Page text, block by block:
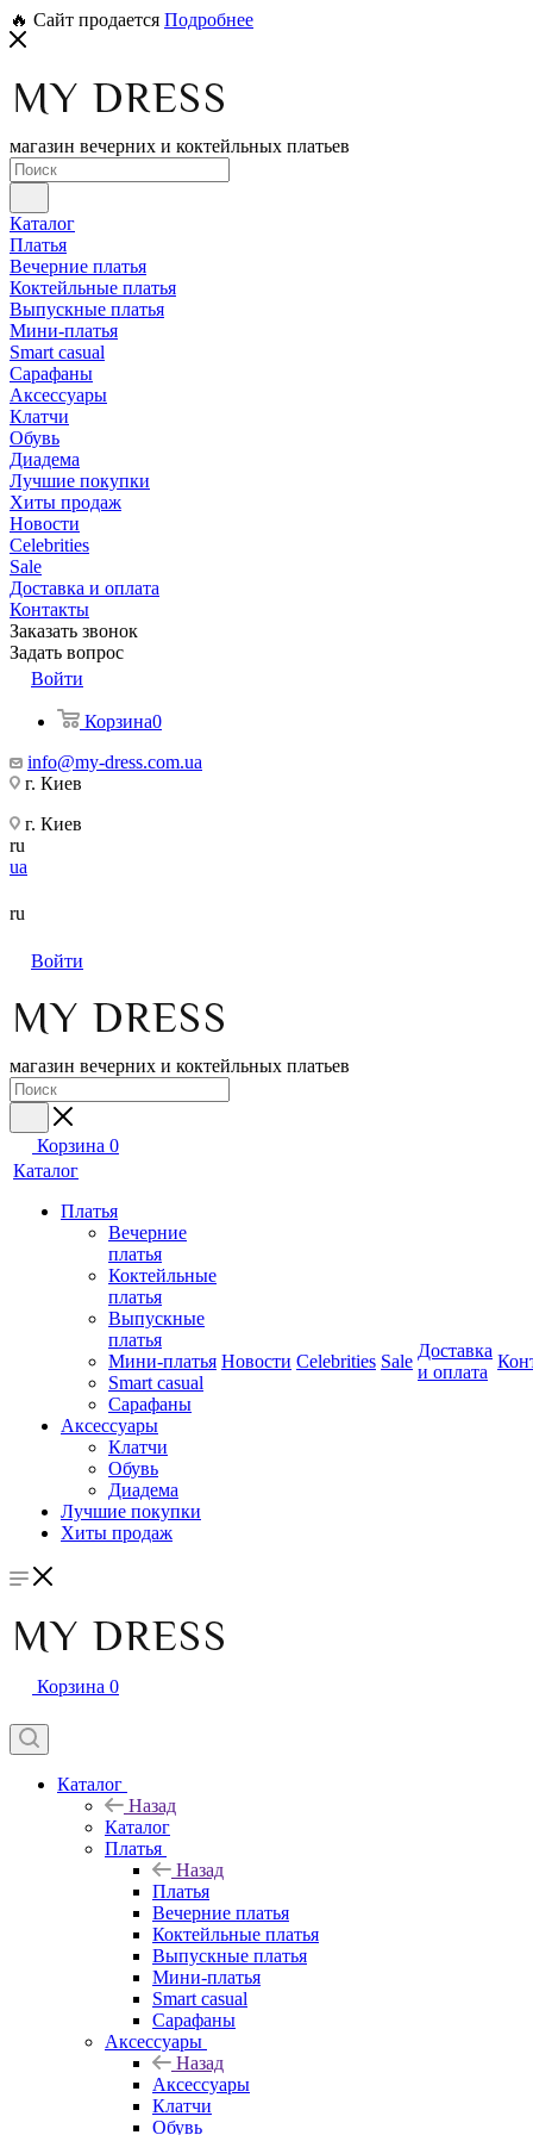
🔥 Сайт продается Подробнее
магазин вечерних и коктейльных платьев
Каталог
Платья
Вечерние платья
Коктейльные платья
Выпускные платья
Мини-платья
Smart casual
Сарафаны
Аксессуары
Клатчи
Обувь
Диадема
Лучшие покупки
Хиты продаж
Новости
Celebrities
Sale
Доставка и оплата
Контакты
Заказать звонок
Задать вопрос
Войти
Корзина0
info@my-dress.com.ua
г. Киев
г. Киев
ru
ua
ru
Войти
магазин вечерних и коктейльных платьев
Корзина 0
Каталог
Платья
Вечерние
платья
Коктейльные
платья
Выпускные
платья
Мини-платья
Smart casual
Сарафаны
Аксессуары
Клатчи
Обувь
Диадема
Лучшие покупки
Хиты продаж
Новости Celebrities Sale
Доставка
и оплата
Корзина 0
Каталог
Назад
Каталог
Платья
Назад
Платья
Вечерние платья
Коктейльные платья
Выпускные платья
Мини-платья
Smart casual
Сарафаны
Аксессуары
Назад
Аксессуары
Клатчи
Обувь